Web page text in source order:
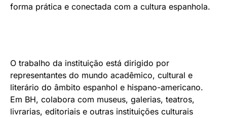
forma prática e conectada com a cultura espanhola.
O trabalho da instituição está dirigido por
representantes do mundo acadêmico, cultural e
literário do âmbito espanhol e hispano-americano.
Em BH, colabora com museus, galerias, teatros,
livrarias, editoriais e outras instituições culturais